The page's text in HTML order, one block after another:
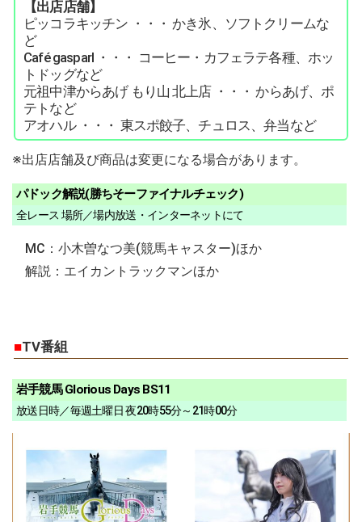
【出店店舗】
ピッコラキッチン ・・・ かき氷、ソフトクリームな
ど
Café gasparl ・・・ コーヒー・カフェラテ各種、ホッ
トドッグなど
元祖中津からあげ もり山 北上店 ・・・ からあげ、ポ
テトなど
アオハル ・・・ 東スポ餃子、チュロス、弁当など
※出店店舗及び商品は変更になる場合があります。
パドック解説(勝ちそーファイナルチェック)
全レース 場所／場内放送・インターネットにて
MC：小木曽なつ美(競馬キャスター)ほか
解説：エイカントラックマンほか
■TV番組
岩手競馬 Glorious Days BS11
放送日時／毎週土曜日 夜20時55分～21時00分